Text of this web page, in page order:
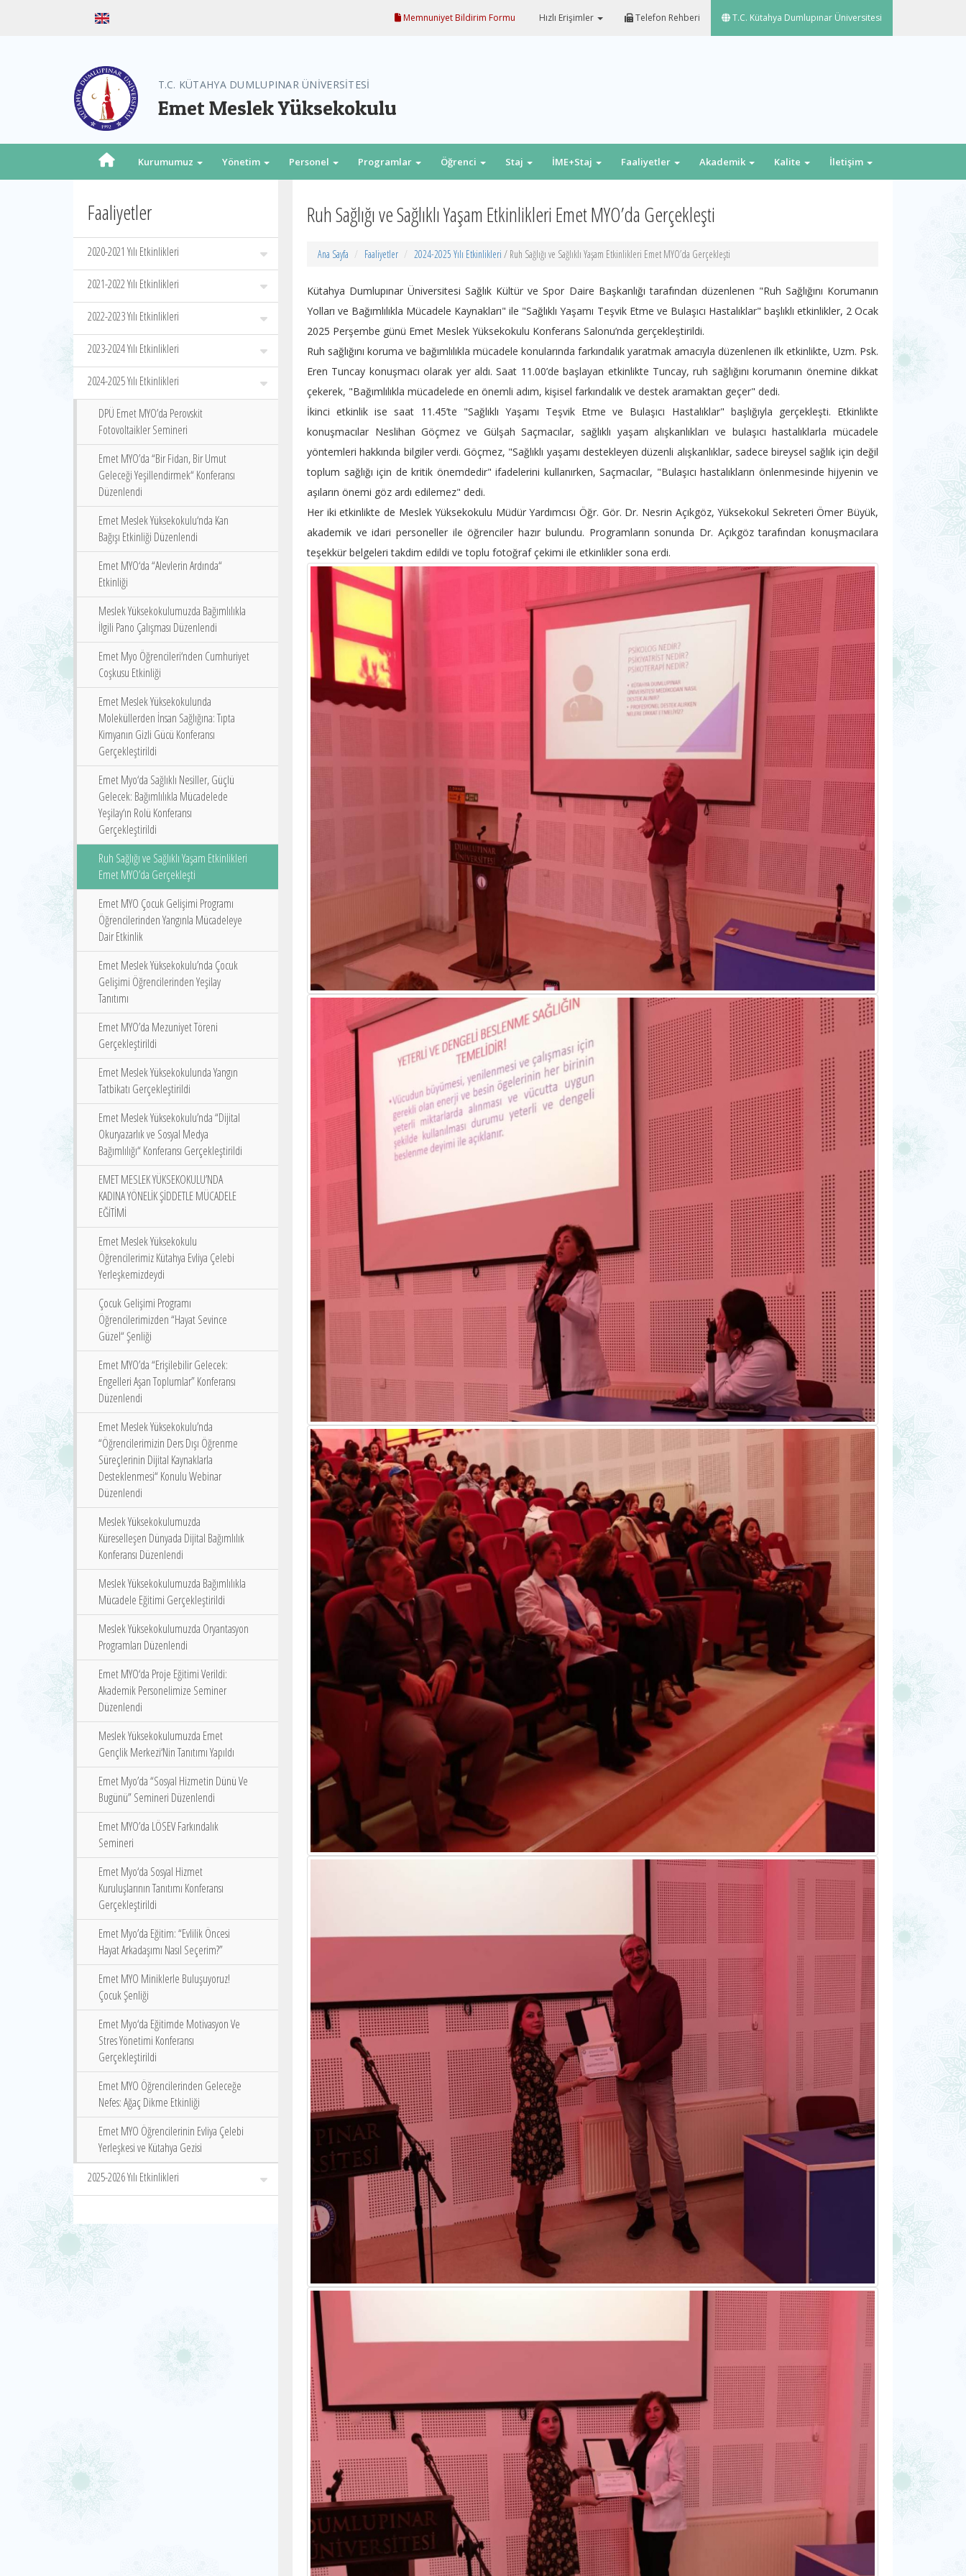
Memnuniyet Bildirim Formu Hızlı Erişimler Telefon Rehberi T.C. Kütahya Dumlupınar Üniversitesi
T.C. KÜTAHYA DUMLUPINAR ÜNİVERSİTESİ
Emet Meslek Yüksekokulu
Kurumumuz Yönetim Personel Programlar Öğrenci Staj İME+Staj Faaliyetler Akademik Kalite İletişim
Faaliyetler
2020-2021 Yılı Etkinlikleri
2021-2022 Yılı Etkinlikleri
2022-2023 Yılı Etkinlikleri
2023-2024 Yılı Etkinlikleri
2024-2025 Yılı Etkinlikleri
DPÜ Emet MYO’da Perovskit
Fotovoltaikler Semineri
Emet MYO’da “Bir Fidan, Bir Umut
Geleceği Yeşillendirmek“ Konferansı
Düzenlendi
Emet Meslek Yüksekokulu‘nda Kan
Bağışı Etkinliği Düzenlendi
Emet MYO‘da “Alevlerin Ardında“
Etkinliği
Meslek Yüksekokulumuzda Bağımlılıkla
İlgili Pano Çalışması Düzenlendi
Emet Myo Öğrencileri‘nden Cumhuriyet
Coşkusu Etkinliği
Emet Meslek Yüksekokulunda
Moleküllerden İnsan Sağlığına: Tıpta
Kimyanın Gizli Gücü Konferansı
Gerçekleştirildi
Emet Myo‘da Sağlıklı Nesiller, Güçlü
Gelecek: Bağımlılıkla Mücadelede
Yeşilay‘ın Rolü Konferansı
Gerçekleştirildi
Ruh Sağlığı ve Sağlıklı Yaşam Etkinlikleri
Emet MYO’da Gerçekleşti
Emet MYO Çocuk Gelişimi Programı
Öğrencilerinden Yangınla Mücadeleye
Dair Etkinlik
Emet Meslek Yüksekokulu’nda Çocuk
Gelişimi Öğrencilerinden Yeşilay
Tanıtımı
Emet MYO’da Mezuniyet Töreni
Gerçekleştirildi
Emet Meslek Yüksekokulunda Yangın
Tatbikatı Gerçekleştirildi
Emet Meslek Yüksekokulu’nda “Dijital
Okuryazarlık ve Sosyal Medya
Bağımlılığı“ Konferansı Gerçekleştirildi
EMET MESLEK YÜKSEKOKULU’NDA
KADINA YÖNELİK ŞİDDETLE MÜCADELE
EĞİTİMİ
Emet Meslek Yüksekokulu
Öğrencilerimiz Kütahya Evliya Çelebi
Yerleşkemizdeydi
Çocuk Gelişimi Programı
Öğrencilerimizden “Hayat Sevince
Güzel“ Şenliği
Emet MYO’da “Erişilebilir Gelecek:
Engelleri Aşan Toplumlar” Konferansı
Düzenlendi
Emet Meslek Yüksekokulu’nda
“Öğrencilerimizin Ders Dışı Öğrenme
Süreçlerinin Dijital Kaynaklarla
Desteklenmesi“ Konulu Webinar
Düzenlendi
Meslek Yüksekokulumuzda
Küreselleşen Dünyada Dijital Bağımlılık
Konferansı Düzenlendi
Meslek Yüksekokulumuzda Bağımlılıkla
Mücadele Eğitimi Gerçekleştirildi
Meslek Yüksekokulumuzda Oryantasyon
Programları Düzenlendi
Emet MYO‘da Proje Eğitimi Verildi:
Akademik Personelimize Seminer
Düzenlendi
Meslek Yüksekokulumuzda Emet
Gençlik Merkezi‘Nin Tanıtımı Yapıldı
Emet Myo’da “Sosyal Hizmetin Dünü Ve
Bugünü” Semineri Düzenlendi
Emet MYO’da LÖSEV Farkındalık
Semineri
Emet Myo‘da Sosyal Hizmet
Kuruluşlarının Tanıtımı Konferansı
Gerçekleştirildi
Emet Myo’da Eğitim: “Evlilik Öncesi
Hayat Arkadaşımı Nasıl Seçerim?”
Emet MYO Miniklerle Buluşuyoruz!
Çocuk Şenliği
Emet Myo‘da Eğitimde Motivasyon Ve
Stres Yönetimi Konferansı
Gerçekleştirildi
Emet MYO Öğrencilerinden Geleceğe
Nefes: Ağaç Dikme Etkinliği
Emet MYO Öğrencilerinin Evliya Çelebi
Yerleşkesi ve Kütahya Gezisi
2025-2026 Yılı Etkinlikleri
Ruh Sağlığı ve Sağlıklı Yaşam Etkinlikleri Emet MYO’da Gerçekleşti
Ana Sayfa Faaliyetler 2024-2025 Yılı Etkinlikleri / Ruh Sağlığı ve Sağlıklı Yaşam Etkinlikleri Emet MYO’da Gerçekleşti
Kütahya Dumlupınar Üniversitesi Sağlık Kültür ve Spor Daire Başkanlığı tarafından düzenlenen "Ruh Sağlığını Korumanın
Yolları ve Bağımlılıkla Mücadele Kaynakları" ile "Sağlıklı Yaşamı Teşvik Etme ve Bulaşıcı Hastalıklar" başlıklı etkinlikler, 2 Ocak
2025 Perşembe günü Emet Meslek Yüksekokulu Konferans Salonu’nda gerçekleştirildi.
Ruh sağlığını koruma ve bağımlılıkla mücadele konularında farkındalık yaratmak amacıyla düzenlenen ilk etkinlikte, Uzm. Psk.
Eren Tuncay konuşmacı olarak yer aldı. Saat 11.00’de başlayan etkinlikte Tuncay, ruh sağlığını korumanın önemine dikkat
çekerek, "Bağımlılıkla mücadelede en önemli adım, kişisel farkındalık ve destek aramaktan geçer" dedi.
İkinci etkinlik ise saat 11.45’te "Sağlıklı Yaşamı Teşvik Etme ve Bulaşıcı Hastalıklar" başlığıyla gerçekleşti. Etkinlikte
konuşmacılar Neslihan Göçmez ve Gülşah Saçmacılar, sağlıklı yaşam alışkanlıkları ve bulaşıcı hastalıklarla mücadele
yöntemleri hakkında bilgiler verdi. Göçmez, "Sağlıklı yaşamı destekleyen düzenli alışkanlıklar, sadece bireysel sağlık için değil
toplum sağlığı için de kritik önemdedir" ifadelerini kullanırken, Saçmacılar, "Bulaşıcı hastalıkların önlenmesinde hijyenin ve
aşıların önemi göz ardı edilemez" dedi.
Her iki etkinlikte de Meslek Yüksekokulu Müdür Yardımcısı Öğr. Gör. Dr. Nesrin Açıkgöz, Yüksekokul Sekreteri Ömer Büyük,
akademik ve idari personeller ile öğrenciler hazır bulundu. Programların sonunda Dr. Açıkgöz tarafından konuşmacılara
teşekkür belgeleri takdim edildi ve toplu fotoğraf çekimi ile etkinlikler sona erdi.